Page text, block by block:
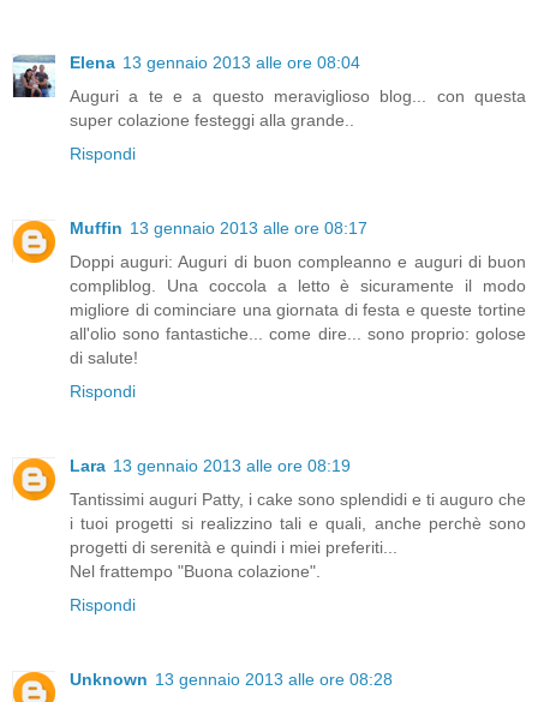
Elena 13 gennaio 2013 alle ore 08:04
Auguri a te e a questo meraviglioso blog... con questa
super colazione festeggi alla grande..
Rispondi
Muffin 13 gennaio 2013 alle ore 08:17
Doppi auguri: Auguri di buon compleanno e auguri di buon
compliblog. Una coccola a letto è sicuramente il modo
migliore di cominciare una giornata di festa e queste tortine
all'olio sono fantastiche... come dire... sono proprio: golose
di salute!
Rispondi
Lara 13 gennaio 2013 alle ore 08:19
Tantissimi auguri Patty, i cake sono splendidi e ti auguro che
i tuoi progetti si realizzino tali e quali, anche perchè sono
progetti di serenità e quindi i miei preferiti...
Nel frattempo "Buona colazione".
Rispondi
Unknown 13 gennaio 2013 alle ore 08:28